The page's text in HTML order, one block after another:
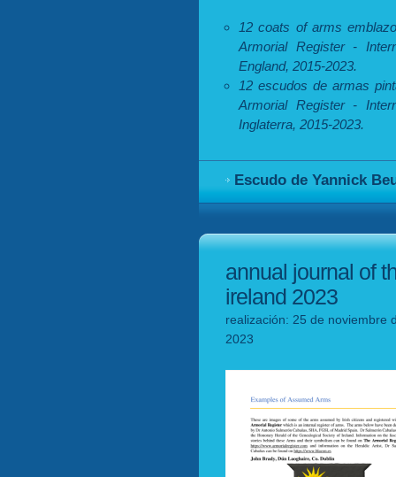
12 coats of arms
Armorial Register -
England, 2015-2023.
12 escudos de armas
Armorial Register -
Inglaterra, 2015-2023.
Escudo de Yannick
annual journal of
ireland 2023
realización: 25 de noviembre
2023